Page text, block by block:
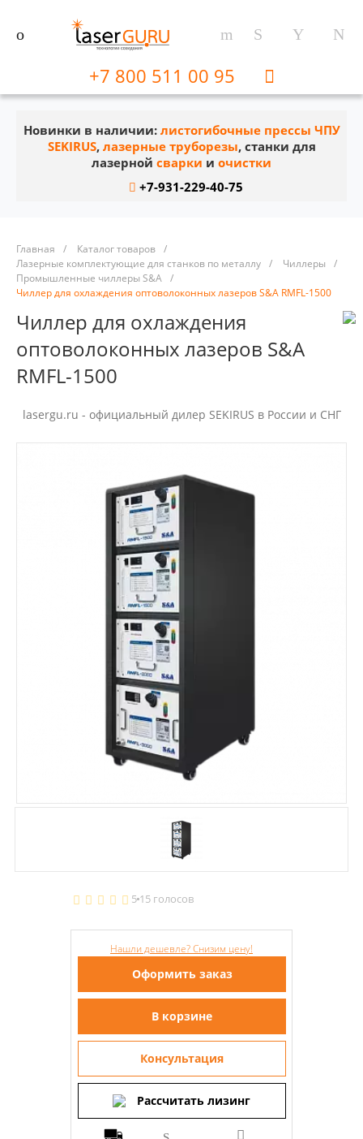
+7 800 511 00 95
Новинки в наличии: листогибочные прессы ЧПУ
SEKIRUS, лазерные труборезы, станки для
лазерной сварки и очистки
+7-931-229-40-75
Главная / Каталог товаров /
Лазерные комплектующие для станков по металлу / Чиллеры
/
Промышленные чиллеры S&A /
Чиллер для охлаждения оптоволоконных лазеров S&A RMFL-1500
Чиллер для охлаждения
оптоволоконных лазеров S&A
RMFL-1500
lasergu.ru - официальный дилер SEKIRUS в России и СНГ
5 15 голосов
Нашли дешевле? Снизим цену!
Оформить заказ
В корзине
Консультация
Рассчитать лизинг